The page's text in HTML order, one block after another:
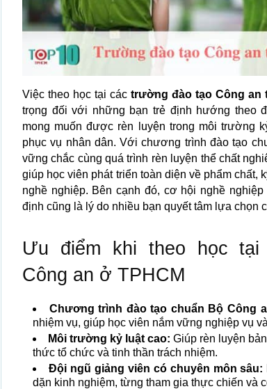
Việc theo học tại các trường đào tạo Công an
trọng đối với những bạn trẻ định hướng theo
mong muốn được rèn luyện trong môi trường
phục vụ nhân dân. Với chương trình đào tạo
vững chắc cùng quá trình rèn luyện thể chất
giúp học viên phát triển toàn diện về phẩm chất,
nghề nghiệp. Bên cạnh đó, cơ hội nghề
định cũng là lý do nhiều bạn quyết tâm lựa chọn
Ưu điểm khi theo học
Công an ở TPHCM
Chương trình đào tạo chuẩn Bộ Công
nhiệm vụ, giúp học viên nắm vững nghiệp vụ
Môi trường kỷ luật cao: Giúp rèn luyện
thức tổ chức và tinh thần trách nhiệm.
Đội ngũ giảng viên có chuyên môn sâu:
dặn kinh nghiệm, từng tham gia thực chiến và